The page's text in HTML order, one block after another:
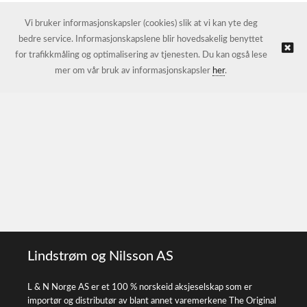
Lindstrøm og Nilsson AS
L & N Norge AS er et 100 % norskeid aksjeselskap som er
importør og distributør av blant annet varemerkene The Original
Vi bruker informasjonskapsler (cookies) slik at vi kan yte deg
bedre service. Informasjonskapslene blir hovedsakelig benyttet
for trafikkmåling og optimalisering av tjenesten. Du kan også lese
mer om vår bruk av informasjonskapsler her.